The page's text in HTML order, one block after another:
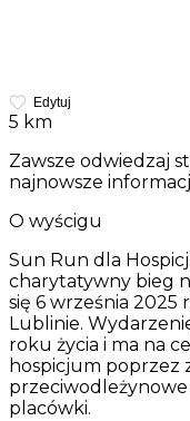
Edytuj
5 km
Zawsze odwiedzaj
najnowsze
O wyścigu
Sun Run dla
charytatywny bieg
się 6 września
Lublinie.
roku życia i ma na
hospicjum poprzez
placówki.